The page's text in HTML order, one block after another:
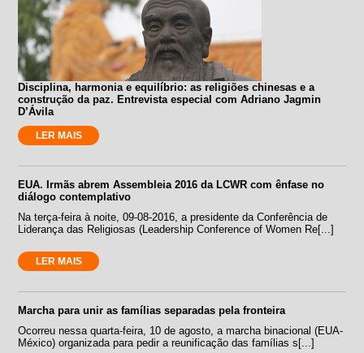
Disciplina, harmonia e equilíbrio: as religiões chinesas e a
construção da paz. Entrevista especial com Adriano Jagmin
D’Ávila
LER MAIS
EUA. Irmãs abrem Assembleia 2016 da LCWR com ênfase no
diálogo contemplativo
Na terça-feira à noite, 09-08-2016, a presidente da Conferência de
Liderança das Religiosas (Leadership Conference of Women Re[...]
LER MAIS
Marcha para unir as famílias separadas pela fronteira
Ocorreu nessa quarta-feira, 10 de agosto, a marcha binacional (EUA-
México) organizada para pedir a reunificação das famílias s[...]